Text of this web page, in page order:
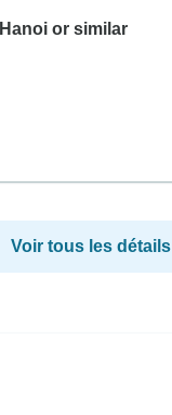
or similar
Voir tous les détails